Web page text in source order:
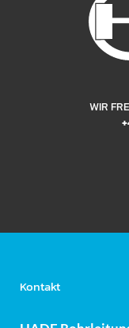
WIR
Kontakt